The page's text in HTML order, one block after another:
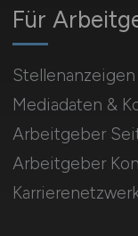
Für
Mediadaten &
Arbeitgeber
Arbeitgeber